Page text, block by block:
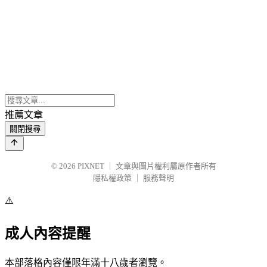
推薦文章
關閉搜尋
© 2026 PIXNET
文章與圖片權利屬原作者所有
隱私權政策
服務聲明
⚠️
成人內容提醒
本部落格內容僅限年滿十八歲者瀏覽。